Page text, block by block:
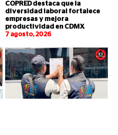
COPRED destaca que la
diversidad laboral fortalece
empresas y mejora
productividad en CDMX
7 agosto, 2026